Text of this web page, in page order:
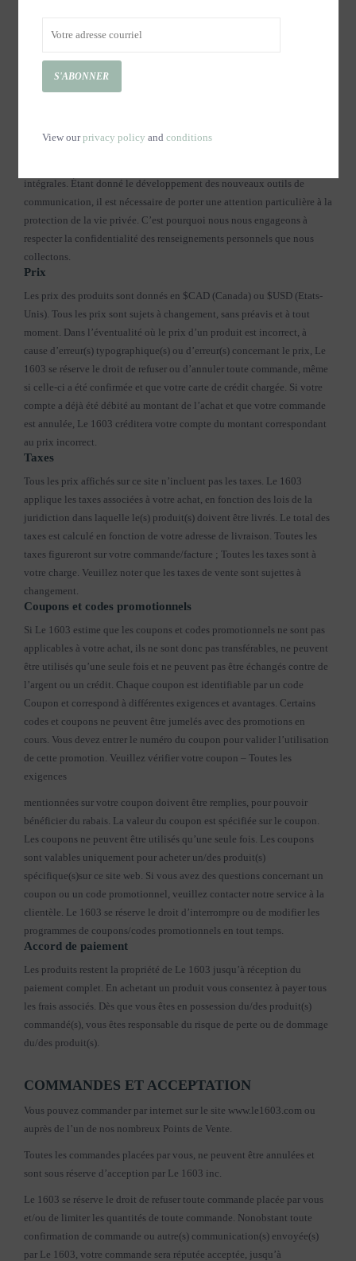
PRODUITS, PRIX ET TAXES
paiement Lightspeed Payments. Cela garantira que toutes les données
intégrales. Étant donné le développement des nouveaux outils de
communication, il est nécessaire de porter une attention particulière à la
protection de la vie privée. C’est pourquoi nous nous engageons à
respecter la confidentialité des renseignements personnels que nous
collectons.
Prix
Les prix des produits sont donnés en $CAD (Canada) ou $USD (Etats-
Unis). Tous les prix sont sujets à changement, sans préavis et à tout
moment. Dans l’éventualité où le prix d’un produit est incorrect, à
cause d’erreur(s) typographique(s) ou d’erreur(s) concernant le prix, Le
1603 se réserve le droit de refuser ou d’annuler toute commande, même
si celle-ci a été confirmée et que votre carte de crédit chargée. Si votre
compte a déjà été débité au montant de l’achat et que votre commande
est annulée, Le 1603 créditera votre compte du montant correspondant
au prix incorrect.
Taxes
Tous les prix affichés sur ce site n’incluent pas les taxes. Le 1603
applique les taxes associées à votre achat, en fonction des lois de la
juridiction dans laquelle le(s) produit(s) doivent être livrés. Le total des
taxes est calculé en fonction de votre adresse de livraison. Toutes les
taxes figureront sur votre commande/facture ; Toutes les taxes sont à
votre charge. Veuillez noter que les taxes de vente sont sujettes à
changement.
Coupons et codes promotionnels
Si Le 1603 estime que les coupons et codes promotionnels ne sont pas
applicables à votre achat, ils ne sont donc pas transférables, ne peuvent
être utilisés qu’une seule fois et ne peuvent pas être échangés contre de
l’argent ou un crédit. Chaque coupon est identifiable par un code
Coupon et correspond à différentes exigences et avantages. Certains
codes et coupons ne peuvent être jumelés avec des promotions en
cours. Vous devez entrer le numéro du coupon pour valider l’utilisation
de cette promotion. Veuillez vérifier votre coupon – Toutes les
exigences
mentionnées sur votre coupon doivent être remplies, pour pouvoir
bénéficier du rabais. La valeur du coupon est spécifiée sur le coupon.
Les coupons ne peuvent être utilisés qu’une seule fois. Les coupons
sont valables uniquement pour acheter un/des produit(s)
spécifique(s)sur ce site web. Si vous avez des questions concernant un
coupon ou un code promotionnel, veuillez contacter notre service à la
clientèle. Le 1603 se réserve le droit d’interrompre ou de modifier les
programmes de coupons/codes promotionnels en tout temps.
Accord de paiement
Les produits restent la propriété de Le 1603 jusqu’à réception du
paiement complet. En achetant un produit vous consentez à payer tous
les frais associés. Dès que vous êtes en possession du/des produit(s)
commandé(s), vous êtes responsable du risque de perte ou de dommage
du/des produit(s).
COMMANDES ET ACCEPTATION
Vous pouvez commander par internet sur le site www.le1603.com ou
auprès de l’un de nos nombreux Points de Vente.
Toutes les commandes placées par vous, ne peuvent être annulées et
sont sous réserve d’acception par Le 1603 inc.
Le 1603 se réserve le droit de refuser toute commande placée par vous
et/ou de limiter les quantités de toute commande. Nonobstant toute
confirmation de commande ou autre(s) communication(s) envoyée(s)
par Le 1603, votre commande sera réputée acceptée, jusqu’à
S'ABONNER
View ourprivacy policy and conditions